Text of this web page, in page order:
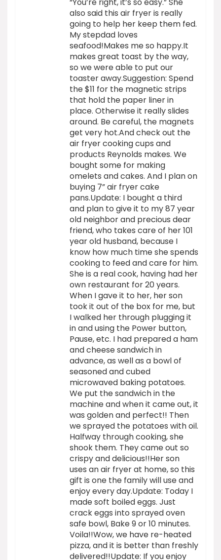
also said this air fryer is really
going to help her keep them fed.
My stepdad loves
seafood!Makes me so happy.It
makes great toast by the way,
so we were able to put our
toaster away.Suggestion: Spend
the $11 for the magnetic strips
that hold the paper liner in
place. Otherwise it really slides
around. Be careful, the magnets
get very hot.And check out the
air fryer cooking cups and
products Reynolds makes. We
bought some for making
omelets and cakes. And I plan on
buying 7” air fryer cake
pans.Update: I bought a third
and plan to give it to my 87 year
old neighbor and precious dear
friend, who takes care of her 101
year old husband, because I
know how much time she spends
cooking to feed and care for him.
She is a real cook, having had her
own restaurant for 20 years.
When I gave it to her, her son
took it out of the box for me, but
I walked her through plugging it
in and using the Power button,
Pause, etc. I had prepared a ham
and cheese sandwich in
advance, as well as a bowl of
seasoned and cubed
microwaved baking potatoes.
We put the sandwich in the
machine and when it came out, it
was golden and perfect!! Then
we sprayed the potatoes with oil.
Halfway through cooking, she
shook them. They came out so
crispy and delicious!!Her son
uses an air fryer at home, so this
gift is one the family will use and
enjoy every day.Update: Today I
made soft boiled eggs. Just
crack eggs into sprayed oven
safe bowl, Bake 9 or 10 minutes.
Voila!!Wow, we have re-heated
pizza, and it is better than freshly
delivered!!Update: If you enjoy